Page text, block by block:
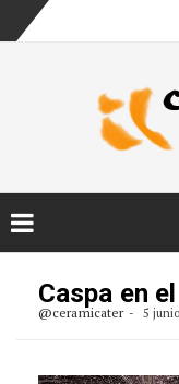
content
Caspa en
@ceramicater 5